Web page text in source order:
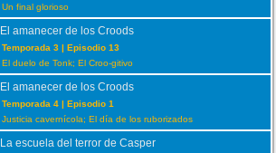
Un final glorioso
El amanecer de los Croods
Temporada 3 | Episodio 13
El duelo de Tonk; El Croo-gitivo
El amanecer de los Croods
Temporada 4 | Episodio 1
Justicia cavernícola; El día de los ruborizados
La escuela del terror de Casper